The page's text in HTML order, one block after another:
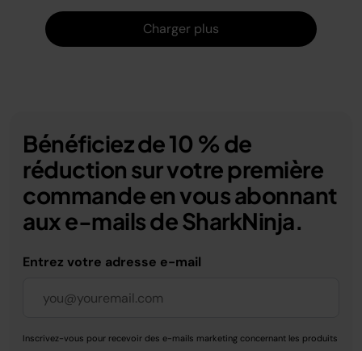
Charger plus
Bénéficiez de 10 % de
réduction sur votre première
commande en vous abonnant
aux e-mails de SharkNinja.
Entrez votre adresse e-mail
Inscrivez-vous pour recevoir des e-mails marketing concernant les produits